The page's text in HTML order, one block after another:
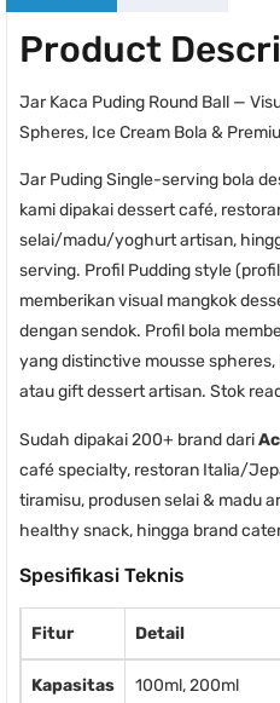
Product
Jar Kaca Puding Round Ball —
Spheres, Ice Cream Bola &
Jar Puding Single-serving bola
kami dipakai dessert café,
selai/madu/yoghurt artisan,
serving. Profil Pudding style
memberikan visual mangkok
dengan sendok. Profil bola
yang distinctive mousse
atau gift dessert artisan. Stok
Sudah dipakai 200+ brand dari
café specialty, restoran Italia/
tiramisu, produsen selai & madu
healthy snack, hingga brand
Spesifikasi Teknis
Fitur Detail
Kapasitas
100ml, 200ml